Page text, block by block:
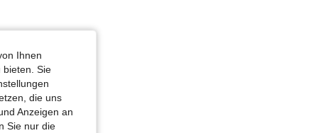
Ihnen
bieten. Sie
die uns
Anzeigen an
Sie nur die